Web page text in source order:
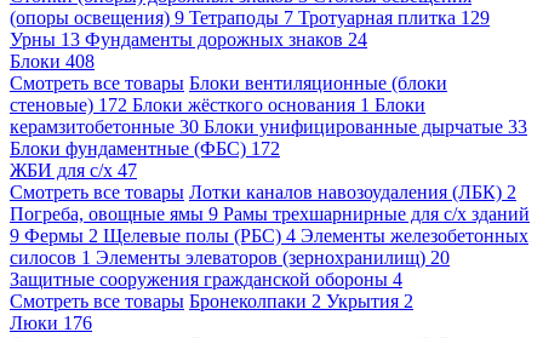
(опоры освещения) 9 Тетраподы 7 Тротуарная плитка 129
Урны 13 Фундаменты дорожных знаков 24
Блоки 408
Смотреть все товары Блоки вентиляционные (блоки
стеновые) 172 Блоки жёсткого основания 1 Блоки
керамзитобетонные 30 Блоки унифицированные дырчатые 33
Блоки фундаментные (ФБС) 172
ЖБИ для с/х 47
Смотреть все товары Лотки каналов навозоудаления (ЛБК) 2
Погреба, овощные ямы 9 Рамы трехшарнирные для с/х зданий
9 Фермы 2 Щелевые полы (РБС) 4 Элементы железобетонных
силосов 1 Элементы элеваторов (зернохранилищ) 20
Защитные сооружения гражданской обороны 4
Смотреть все товары Бронеколпаки 2 Укрытия 2
Люки 176